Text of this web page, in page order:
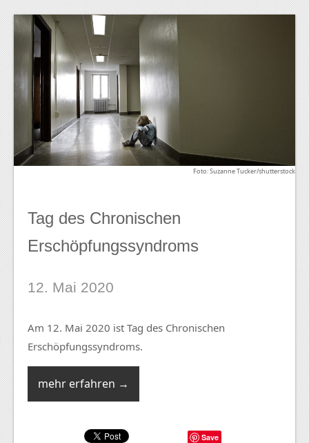
Foto: Suzanne Tucker/shutterstock
Tag des Chronischen
Erschöpfungssyndroms
12. Mai 2020
Am 12. Mai 2020 ist Tag des Chronischen
Erschöpfungssyndroms.
mehr erfahren →
Save